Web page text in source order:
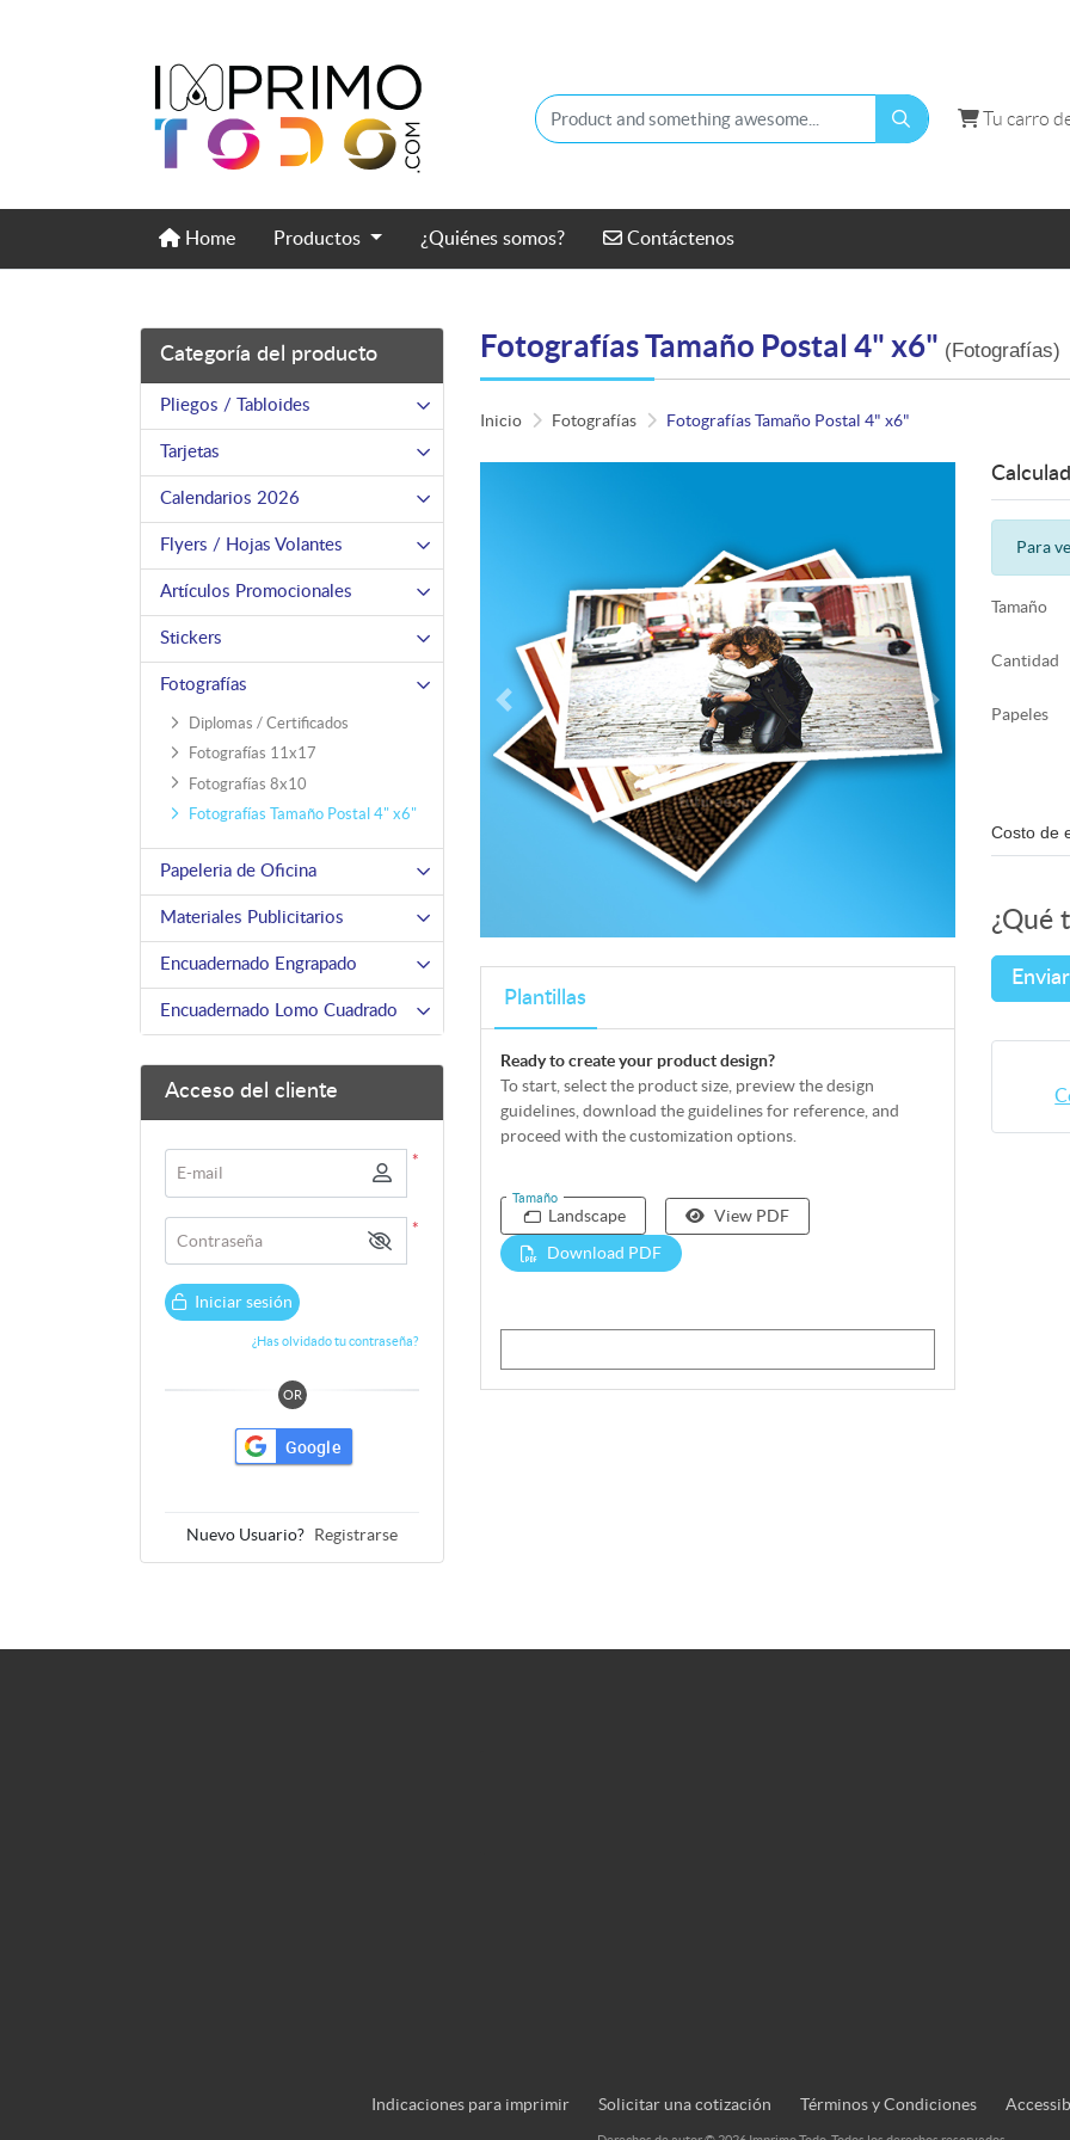
Tu carro
Tu carro
Home
Home Productos ¿Quiénes somos? Contáctenos
Contáctenos
Categoría del producto
Pliegos / Tabloides
Tarjetas
Calendarios 2026
Flyers / Hojas Volantes
Artículos Promocionales
Stickers
Fotografías
Diplomas / Certificados
Fotografías 11x17
Fotografías 8x10
Fotografías Tamaño Postal 4" x6"
Papeleria de Oficina
Materiales Publicitarios
Encuadernado Engrapado
Encuadernado Lomo Cuadrado
Acceso del cliente
*
E-mail
*
Contraseña
Iniciar sesión
¿Has olvidado tu contraseña?
OR
Google
Nuevo Usuario? Registrarse
Fotografías Tamaño Postal 4" x6" (Fotografías)
Inicio Fotografías Fotografías Tamaño Postal 4" x6"
Plantillas
Ready to create your product design?
To start, select the product size, preview the design
guidelines, download the guidelines for reference, and
proceed with the customization options.
Tamaño
Landscape
View PDF
Download PDF
Para
Tamaño
Cantidad
Papeles
Costo de
¿Qué
Indicaciones para imprimir
Indicaciones para imprimir Solicitar una cotización Términos y Condiciones